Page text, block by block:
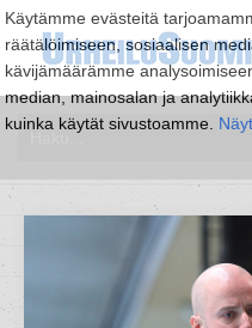
Käytämme evästeitä
räätälöimiseen, sosiaalisen
kävijämäärämme
median, mainosalan ja
kuinka käytät sivustoamme.